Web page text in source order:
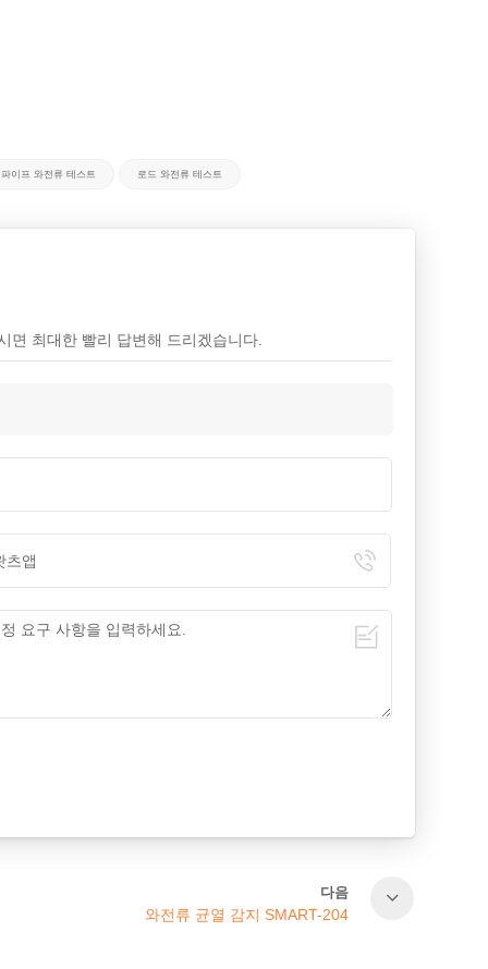
파이프 와전류 테스트 로드 와전류 테스트
면 최대한 빨리 답변해 드리겠습니다.
다음
와전류 균열 감지 SMART-204